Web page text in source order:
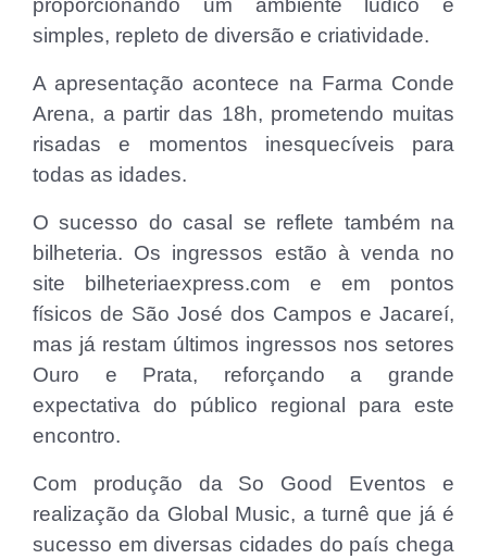
proporcionando um ambiente lúdico e
simples, repleto de diversão e criatividade.
A apresentação acontece na Farma Conde
Arena, a partir das 18h, prometendo muitas
risadas e momentos inesquecíveis para
todas as idades.
O sucesso do casal se reflete também na
bilheteria. Os ingressos estão à venda no
site bilheteriaexpress.com e em pontos
físicos de São José dos Campos e Jacareí,
mas já restam últimos ingressos nos setores
Ouro e Prata, reforçando a grande
expectativa do público regional para este
encontro.
Com produção da So Good Eventos e
realização da Global Music, a turnê que já é
sucesso em diversas cidades do país chega